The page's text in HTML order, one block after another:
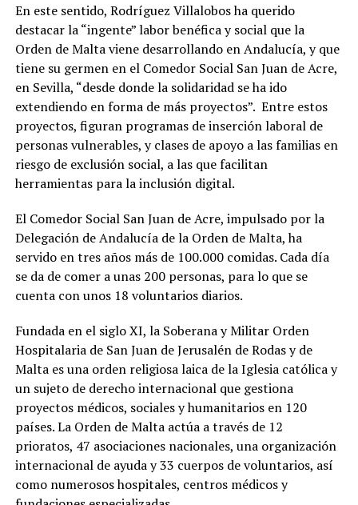
En este sentido, Rodríguez Villalobos ha querido
destacar la “ingente” labor benéfica y social que la
Orden de Malta viene desarrollando en Andalucía, y que
tiene su germen en el Comedor Social San Juan de Acre,
en Sevilla, “desde donde la solidaridad se ha ido
extendiendo en forma de más proyectos”. Entre estos
proyectos, figuran programas de inserción laboral de
personas vulnerables, y clases de apoyo a las familias en
riesgo de exclusión social, a las que facilitan
herramientas para la inclusión digital.
El Comedor Social San Juan de Acre, impulsado por la
Delegación de Andalucía de la Orden de Malta, ha
servido en tres años más de 100.000 comidas. Cada día
se da de comer a unas 200 personas, para lo que se
cuenta con unos 18 voluntarios diarios.
Fundada en el siglo XI, la Soberana y Militar Orden
Hospitalaria de San Juan de Jerusalén de Rodas y de
Malta es una orden religiosa laica de la Iglesia católica y
un sujeto de derecho internacional que gestiona
proyectos médicos, sociales y humanitarios en 120
países. La Orden de Malta actúa a través de 12
prioratos, 47 asociaciones nacionales, una organización
internacional de ayuda y 33 cuerpos de voluntarios, así
como numerosos hospitales, centros médicos y